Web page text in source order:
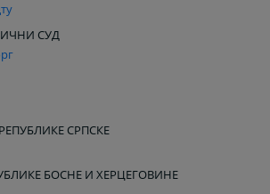
СУД
СРПСКЕ
БОСНЕ И ХЕРЦЕГОВИНЕ